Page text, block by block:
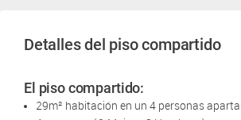
Detalles del piso compartido
El piso compartido:
29m² habitación en un 4 personas